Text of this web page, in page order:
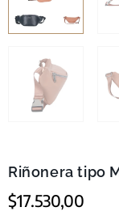
Riñonera tipo
$17.530,00